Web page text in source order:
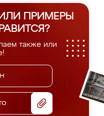
ПРИМЕРЫ
также или